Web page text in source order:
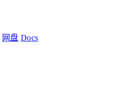
网盘 Docs